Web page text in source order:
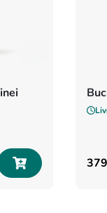
379